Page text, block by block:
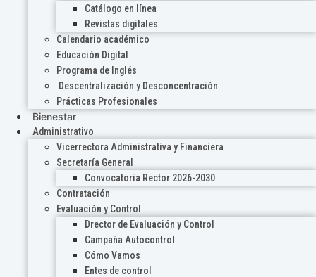
Catálogo en línea
Revistas digitales
Calendario académico
Educación Digital
Programa de Inglés
Descentralización y Desconcentración
Prácticas Profesionales
Bienestar
Administrativo
Vicerrectora Administrativa y Financiera
Secretaría General
Convocatoria Rector 2026-2030
Contratación
Evaluación y Control
Drector de Evaluación y Control
Campaña Autocontrol
Cómo Vamos
Entes de control